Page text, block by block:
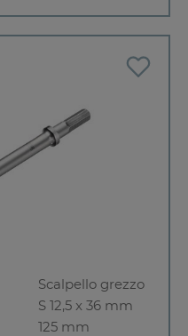
Scalpello grezzo
S 12,5 x 36 mm
125 mm